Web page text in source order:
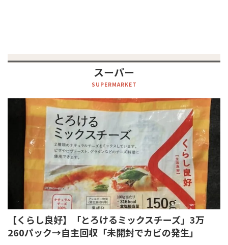
スーパー
SUPERMARKET
【くらし良好】「とろけるミックスチーズ」3万
260パック→自主回収「未開封でカビの発生」